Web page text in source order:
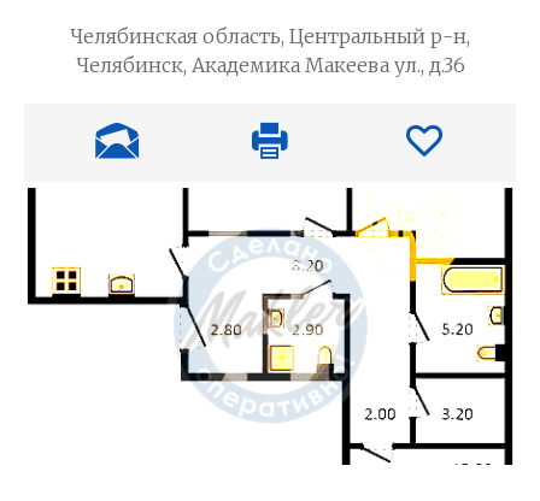
Челябинская область, Центральный р-н,
Челябинск, Академика Макеева ул., д.36